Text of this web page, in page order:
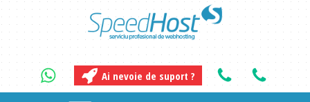
Ai nevoie de suport ?